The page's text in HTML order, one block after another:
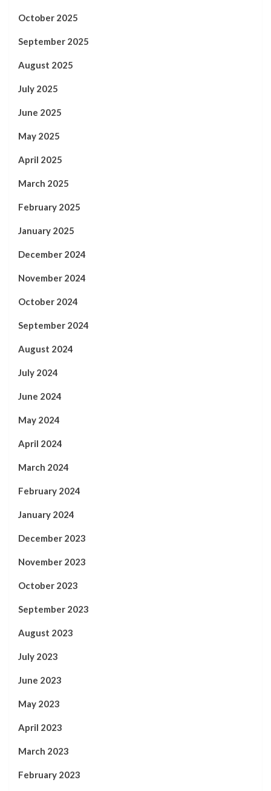
October 2025
September 2025
August 2025
July 2025
June 2025
May 2025
April 2025
March 2025
February 2025
January 2025
December 2024
November 2024
October 2024
September 2024
August 2024
July 2024
June 2024
May 2024
April 2024
March 2024
February 2024
January 2024
December 2023
November 2023
October 2023
September 2023
August 2023
July 2023
June 2023
May 2023
April 2023
March 2023
February 2023